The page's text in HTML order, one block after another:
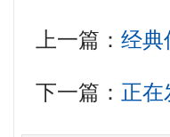
上一篇：经典
下一篇： 正在